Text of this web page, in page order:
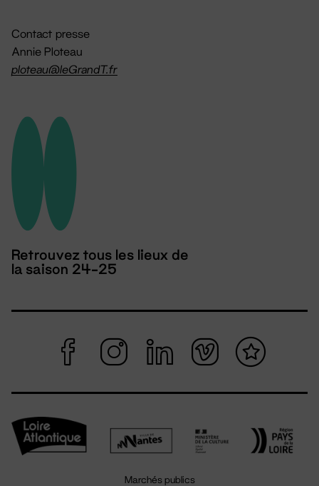
Contact presse
Annie Ploteau
ploteau@leGrandT.fr
Retrouvez tous les lieux de
la saison 24-25
Marchés publics